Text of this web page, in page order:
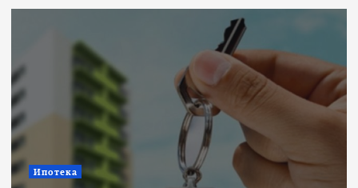
Ипотека